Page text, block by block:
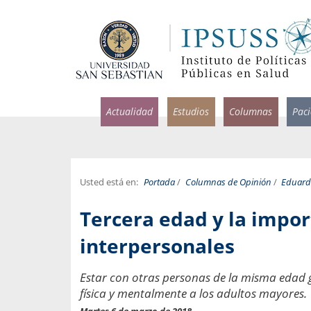
Actualidad Estudios Columnas
Usted está en: Portada/ Columnas de Opinión /
Tercera edad y la
interpersonales
Estar con otras personas de la misma
física y mentalmente a los adultos mayores.
por incapacidad
Infectólogo y profesor
Medicina, Universidad
Usamos la palabra
una enfermedad